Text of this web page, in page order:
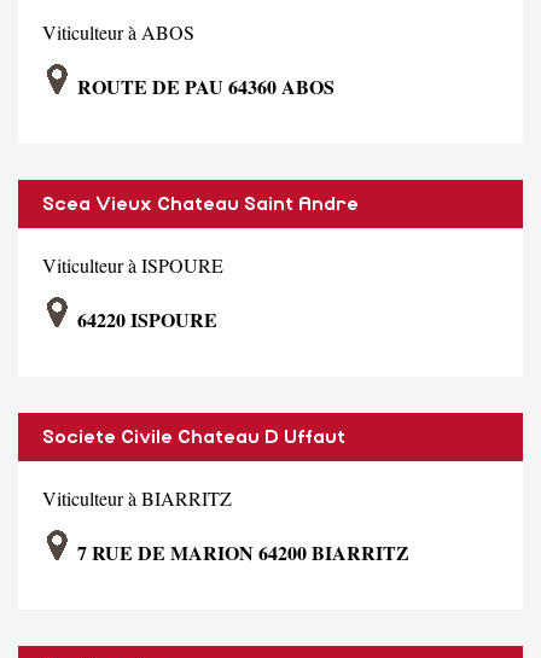
Viticulteur à ABOS
ROUTE DE PAU 64360 ABOS
Scea Vieux Chateau Saint Andre
Viticulteur à ISPOURE
64220 ISPOURE
Societe Civile Chateau D Uffaut
Viticulteur à BIARRITZ
7 RUE DE MARION 64200 BIARRITZ